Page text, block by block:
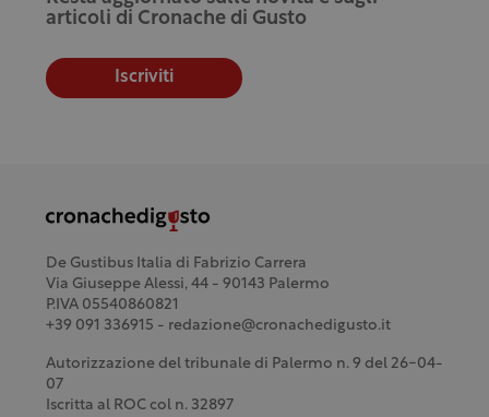
articoli di Cronache di Gusto
Iscriviti
De Gustibus Italia di Fabrizio Carrera
Via Giuseppe Alessi, 44 - 90143 Palermo
P.IVA 05540860821
+39 091 336915 - redazione@cronachedigusto.it
Autorizzazione del tribunale di Palermo n. 9 del 26-04-
07
Iscritta al ROC col n. 32897